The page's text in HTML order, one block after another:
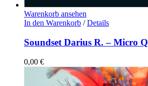
Warenkorb ansehen
In den Warenkorb / Details
Soundset Darius R. – Micro Q
0,00 €